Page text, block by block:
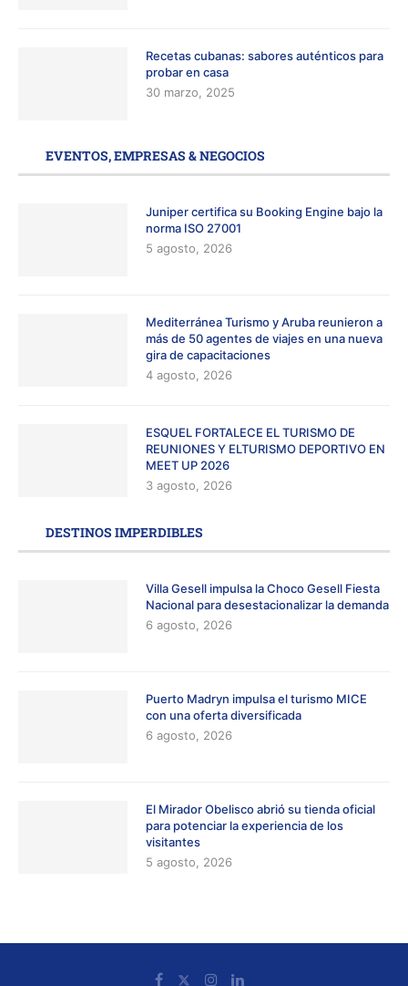
Recetas cubanas: sabores auténticos para
probar en casa
30 marzo, 2025
EVENTOS, EMPRESAS & NEGOCIOS
Juniper certifica su Booking Engine bajo la
norma ISO 27001
5 agosto, 2026
Mediterránea Turismo y Aruba reunieron a
más de 50 agentes de viajes en una nueva
gira de capacitaciones
4 agosto, 2026
ESQUEL FORTALECE EL TURISMO DE
REUNIONES Y ELTURISMO DEPORTIVO EN
MEET UP 2026
3 agosto, 2026
DESTINOS IMPERDIBLES
Villa Gesell impulsa la Choco Gesell Fiesta
Nacional para desestacionalizar la demanda
6 agosto, 2026
Puerto Madryn impulsa el turismo MICE
con una oferta diversificada
6 agosto, 2026
El Mirador Obelisco abrió su tienda oficial
para potenciar la experiencia de los
visitantes
5 agosto, 2026